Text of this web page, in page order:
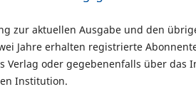
zur aktuellen Ausgabe und den
Jahre erhalten registrierte
Verlag oder gegebenenfalls über das
Institution.